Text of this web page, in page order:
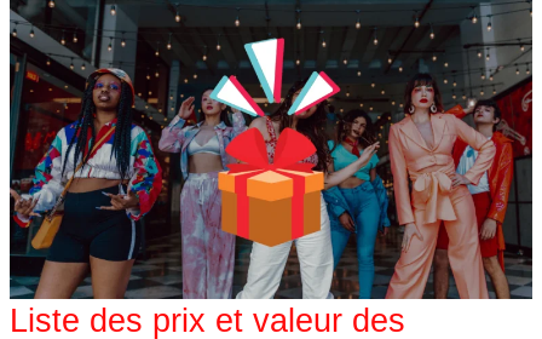
Liste des prix et valeur des
Liste
des
prix
et
valeur
des
cadeaux
TikTok
en
2025